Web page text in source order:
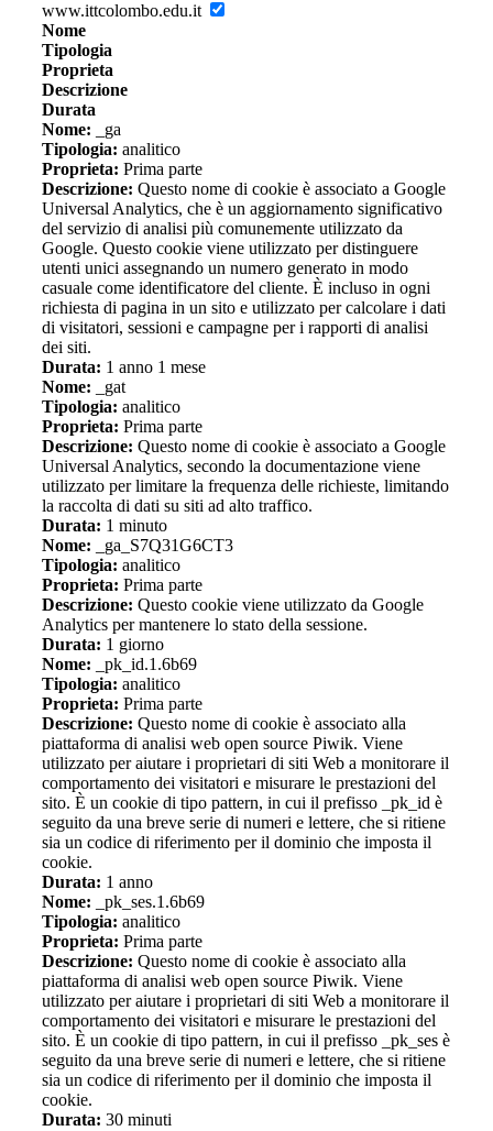
www.ittcolombo.edu.it
Nome
Tipologia
Proprieta
Descrizione
Durata
Nome: _ga
Tipologia: analitico
Proprieta: Prima parte
Descrizione: Questo nome di cookie è associato a Google
Universal Analytics, che è un aggiornamento significativo
del servizio di analisi più comunemente utilizzato da
Google. Questo cookie viene utilizzato per distinguere
utenti unici assegnando un numero generato in modo
casuale come identificatore del cliente. È incluso in ogni
richiesta di pagina in un sito e utilizzato per calcolare i dati
di visitatori, sessioni e campagne per i rapporti di analisi
dei siti.
Durata: 1 anno 1 mese
Nome: _gat
Tipologia: analitico
Proprieta: Prima parte
Descrizione: Questo nome di cookie è associato a Google
Universal Analytics, secondo la documentazione viene
utilizzato per limitare la frequenza delle richieste, limitando
la raccolta di dati su siti ad alto traffico.
Durata: 1 minuto
Nome: _ga_S7Q31G6CT3
Tipologia: analitico
Proprieta: Prima parte
Descrizione: Questo cookie viene utilizzato da Google
Analytics per mantenere lo stato della sessione.
Durata: 1 giorno
Nome: _pk_id.1.6b69
Tipologia: analitico
Proprieta: Prima parte
Descrizione: Questo nome di cookie è associato alla
piattaforma di analisi web open source Piwik. Viene
utilizzato per aiutare i proprietari di siti Web a monitorare il
comportamento dei visitatori e misurare le prestazioni del
sito. È un cookie di tipo pattern, in cui il prefisso _pk_id è
seguito da una breve serie di numeri e lettere, che si ritiene
sia un codice di riferimento per il dominio che imposta il
cookie.
Durata: 1 anno
Nome: _pk_ses.1.6b69
Tipologia: analitico
Proprieta: Prima parte
Descrizione: Questo nome di cookie è associato alla
piattaforma di analisi web open source Piwik. Viene
utilizzato per aiutare i proprietari di siti Web a monitorare il
comportamento dei visitatori e misurare le prestazioni del
sito. È un cookie di tipo pattern, in cui il prefisso _pk_ses è
seguito da una breve serie di numeri e lettere, che si ritiene
sia un codice di riferimento per il dominio che imposta il
cookie.
Durata: 30 minuti